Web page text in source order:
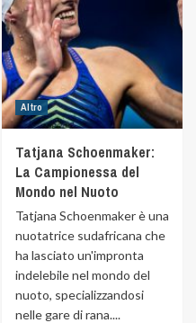
Altro
Tatjana Schoenmaker:
La Campionessa del
Mondo nel Nuoto
Tatjana Schoenmaker è una
nuotatrice sudafricana che
ha lasciato un'impronta
indelebile nel mondo del
nuoto, specializzandosi
nelle gare di rana....